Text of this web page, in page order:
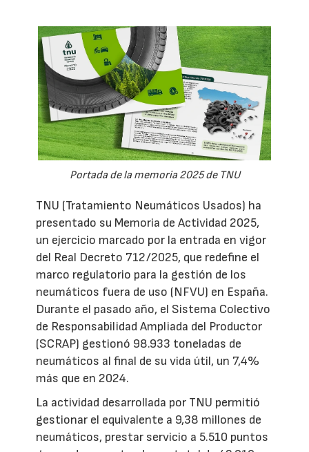
Portada de la memoria 2025 de TNU
TNU (Tratamiento Neumáticos Usados) ha
presentado su Memoria de Actividad 2025,
un ejercicio marcado por la entrada en vigor
del Real Decreto 712/2025, que redefine el
marco regulatorio para la gestión de los
neumáticos fuera de uso (NFVU) en España.
Durante el pasado año, el Sistema Colectivo
de Responsabilidad Ampliada del Productor
(SCRAP) gestionó 98.933 toneladas de
neumáticos al final de su vida útil, un 7,4%
más que en 2024.
La actividad desarrollada por TNU permitió
gestionar el equivalente a 9,38 millones de
neumáticos, prestar servicio a 5.510 puntos